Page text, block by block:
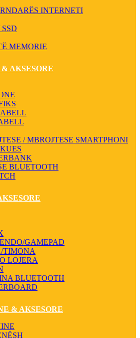
INTERNETI
MEMORIE
AKSESORE
/ MBROJTESE SMARTPHONI
BLUETOOTH
GAMEPAD
TIMONA
LOJERA
BLUETOOTH
& AKSESORE